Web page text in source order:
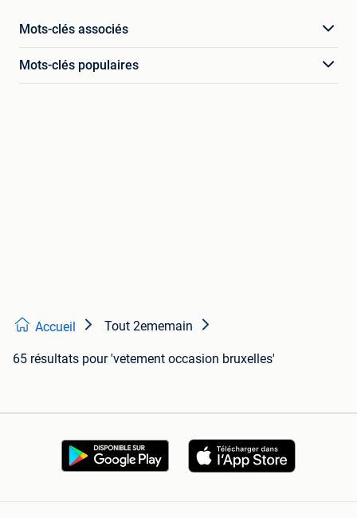
Mots-clés associés
Mots-clés populaires
Accueil Tout 2ememain
65 résultats pour 'vetement occasion bruxelles'